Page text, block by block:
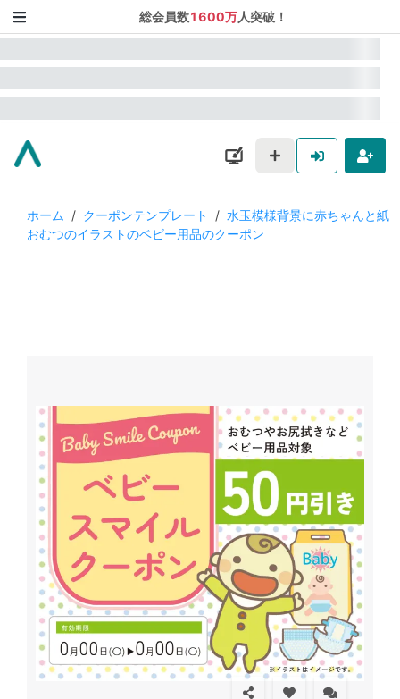
総会員数1600万人突破！
ホーム / クーポンテンプレート / 水玉模様背景に赤ちゃんと紙
おむつのイラストのベビー用品のクーポン